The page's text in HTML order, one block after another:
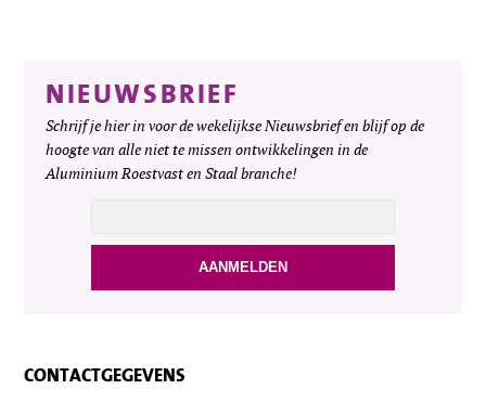
NIEUWSBRIEF
Schrijf je hier in voor de wekelijkse Nieuwsbrief en blijf op de
hoogte van alle niet te missen ontwikkelingen in de
Aluminium Roestvast en Staal branche!
CONTACTGEGEVENS